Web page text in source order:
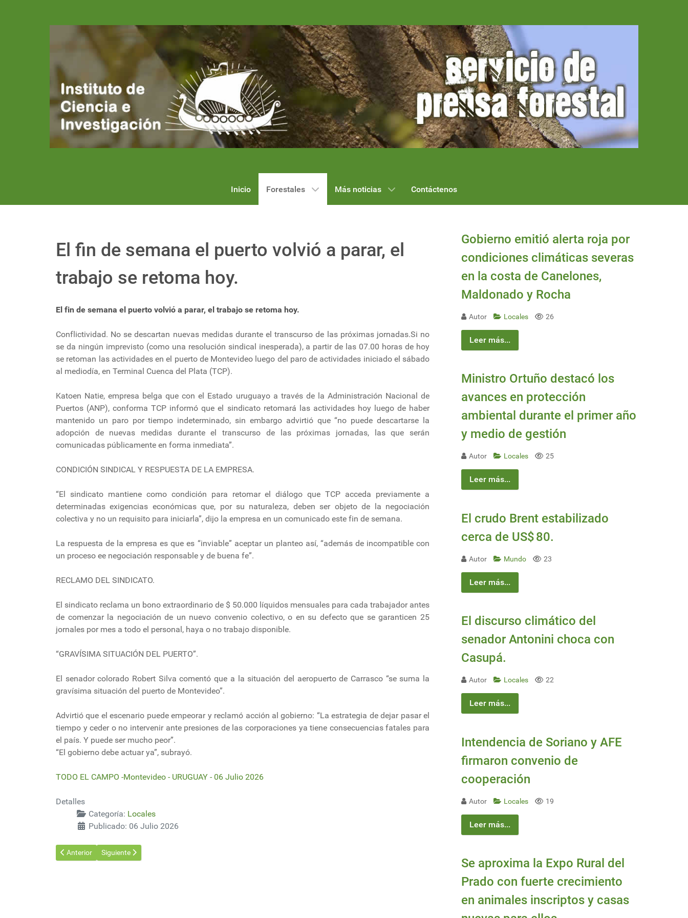
Inicio Forestales Más noticias Contáctenos
El fin de semana el puerto volvió a parar, el
trabajo se retoma hoy.
El fin de semana el puerto volvió a parar, el trabajo se retoma hoy.
Conflictividad. No se descartan nuevas medidas durante el transcurso de las próximas jornadas.Si no
se da ningún imprevisto (como una resolución sindical inesperada), a partir de las 07.00 horas de hoy
se retoman las actividades en el puerto de Montevideo luego del paro de actividades iniciado el sábado
al mediodía, en Terminal Cuenca del Plata (TCP).
Katoen Natie, empresa belga que con el Estado uruguayo a través de la Administración Nacional de
Puertos (ANP), conforma TCP informó que el sindicato retomará las actividades hoy luego de haber
mantenido un paro por tiempo indeterminado, sin embargo advirtió que “no puede descartarse la
adopción de nuevas medidas durante el transcurso de las próximas jornadas, las que serán
comunicadas públicamente en forma inmediata”.
CONDICIÓN SINDICAL Y RESPUESTA DE LA EMPRESA.
“El sindicato mantiene como condición para retomar el diálogo que TCP acceda previamente a
determinadas exigencias económicas que, por su naturaleza, deben ser objeto de la negociación
colectiva y no un requisito para iniciarla”, dijo la empresa en un comunicado este fin de semana.
La respuesta de la empresa es que es “inviable” aceptar un planteo así, “además de incompatible con
un proceso ee negociación responsable y de buena fe”.
RECLAMO DEL SINDICATO.
El sindicato reclama un bono extraordinario de $ 50.000 líquidos mensuales para cada trabajador antes
de comenzar la negociación de un nuevo convenio colectivo, o en su defecto que se garanticen 25
jornales por mes a todo el personal, haya o no trabajo disponible.
“GRAVÍSIMA SITUACIÓN DEL PUERTO”.
El senador colorado Robert Silva comentó que a la situación del aeropuerto de Carrasco “se suma la
gravísima situación del puerto de Montevideo”.
Advirtió que el escenario puede empeorar y reclamó acción al gobierno: “La estrategia de dejar pasar el
tiempo y ceder o no intervenir ante presiones de las corporaciones ya tiene consecuencias fatales para
el país. Y puede ser mucho peor”.
“El gobierno debe actuar ya”, subrayó.
TODO EL CAMPO -Montevideo - URUGUAY - 06 Julio 2026
Detalles
Categoría: Locales
Publicado: 06 Julio 2026
Artículo anterior: UPM es reconocida entre el 1% de las empresas más sostenibles del mundo
Anterior Artículo siguiente: Terminal Cuenca del Plata: sindicato levantó el paro y retoma las actividades
Siguiente
Gobierno emitió alerta roja por
condiciones climáticas severas
en la costa de Canelones,
Maldonado y Rocha
Autor Locales 26
Leer más...
Ministro Ortuño destacó los
avances en protección
ambiental durante el primer año
y medio de gestión
Autor Locales 25
Leer más...
El crudo Brent estabilizado
cerca de US$ 80.
Autor Mundo 23
Leer más...
El discurso climático del
senador Antonini choca con
Casupá.
Autor Locales 22
Leer más...
Intendencia de Soriano y AFE
firmaron convenio de
cooperación
Autor Locales 19
Leer más...
Se aproxima la Expo Rural del
Prado con fuerte crecimiento
en animales inscriptos y casas